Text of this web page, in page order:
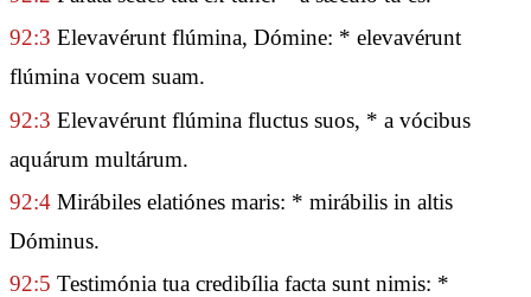
92:3 Elevavérunt flúmina, Dómine: * elevavérunt
flúmina vocem suam.
92:3 Elevavérunt flúmina fluctus suos, * a vócibus
aquárum multárum.
92:4 Mirábiles elatiónes maris: * mirábilis in altis
Dóminus.
92:5 Testimónia tua credibília facta sunt nimis: *